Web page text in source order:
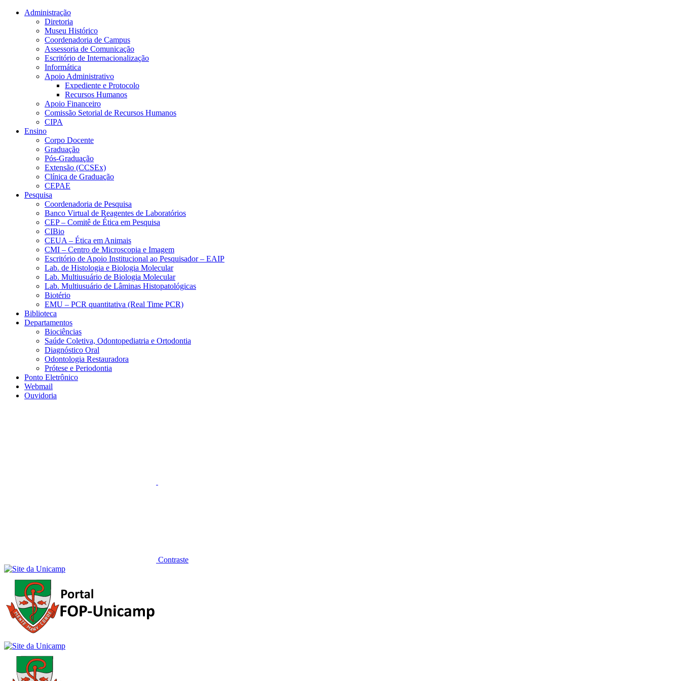
Conteúdo principal Menu principal
Administração
Diretoria
Museu Histórico
Coordenadoria de Campus
Assessoria de Comunicação
Escritório de Internacionalização
Informática
Apoio Administrativo
Expediente e Protocolo
Recursos Humanos
Apoio Financeiro
Comissão Setorial de Recursos Humanos
CIPA
Ensino
Corpo Docente
Graduação
Pós-Graduação
Extensão (CCSEx)
Clínica de Graduação
CEPAE
Pesquisa
Coordenadoria de Pesquisa
Banco Virtual de Reagentes de Laboratórios
CEP – Comitê de Ética em Pesquisa
CIBio
CEUA – Ética em Animais
CMI – Centro de Microscopia e Imagem
Escritório de Apoio Institucional ao Pesquisador – EAIP
Lab. de Histologia e Biologia Molecular
Lab. Multiusuário de Biologia Molecular
Lab. Multiusuário de Lâminas Histopatológicas
Biotério
EMU – PCR quantitativa (Real Time PCR)
Biblioteca
Departamentos
Biociências
Saúde Coletiva, Odontopediatria e Ortodontia
Diagnóstico Oral
Odontologia Restauradora
Prótese e Periodontia
Ponto Eletrônico
Webmail
Ouvidoria
Contraste